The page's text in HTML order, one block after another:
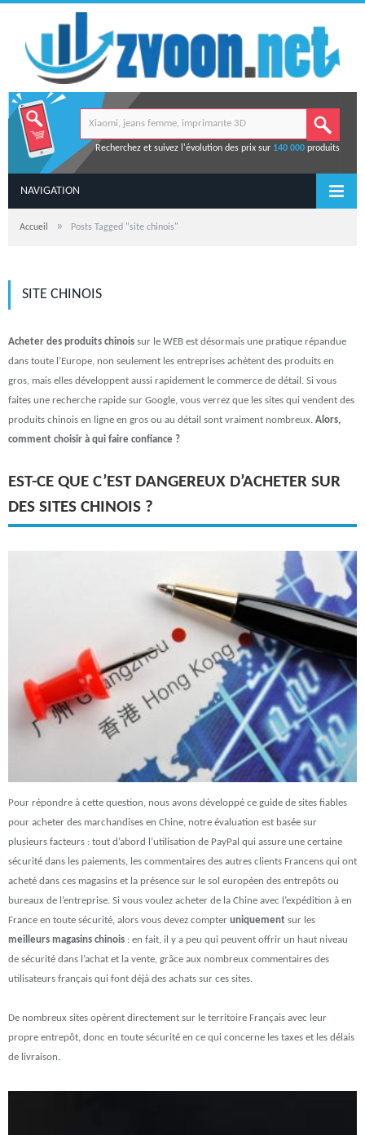
Recherchez et suivez l'évolution des prix sur 140 000produits
NAVIGATION
Accueil » Posts Tagged "site chinois"
SITE CHINOIS
Acheter des produits chinois sur le WEB est désormais une pratique répandue
dans toute l’Europe, non seulement les entreprises achètent des produits en
gros, mais elles développent aussi rapidement le commerce de détail. Si vous
faites une recherche rapide sur Google, vous verrez que les sites qui vendent des
produits chinois en ligne en gros ou au détail sont vraiment nombreux. Alors,
comment choisir à qui faire confiance ?
EST-CE QUE C’EST DANGEREUX D’ACHETER SUR
DES SITES CHINOIS ?
Pour répondre à cette question, nous avons développé ce guide de sites fiables
pour acheter des marchandises en Chine, notre évaluation est basée sur
plusieurs facteurs : tout d’abord l’utilisation de PayPal qui assure une certaine
sécurité dans les paiements, les commentaires des autres clients Francens qui ont
acheté dans ces magasins et la présence sur le sol européen des entrepôts ou
bureaux de l’entreprise. Si vous voulez acheter de la Chine avec l’expédition à en
France en toute sécurité, alors vous devez compter uniquement sur les
meilleurs magasins chinois : en fait, il y a peu qui peuvent offrir un haut niveau
de sécurité dans l’achat et la vente, grâce aux nombreux commentaires des
utilisateurs français qui font déjà des achats sur ces sites.
De nombreux sites opèrent directement sur le territoire Français avec leur
propre entrepôt, donc en toute sécurité en ce qui concerne les taxes et les délais
de livraison.